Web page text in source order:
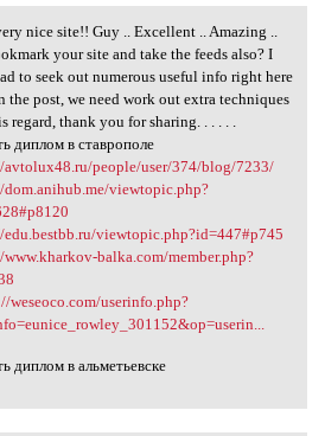
nice site!! Guy ..
nice site!! Guy .. Excellent .. Amazing ..
your site and take the feeds also? I
to seek out numerous useful info right here
the post, we need work out extra techniques
regard, thank you for sharing. . . . . .
диплом в ставрополе
people/user/374/blog/7233/
viewtopic.php?
viewtopic.php?id=447#p745
balka.com/member.php?
weseoco.com/userinfo.php?
диплом в альметьевске